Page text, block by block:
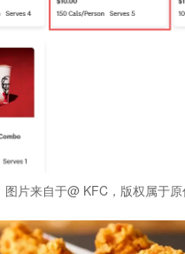
图片来自于@ KFC，版权属于